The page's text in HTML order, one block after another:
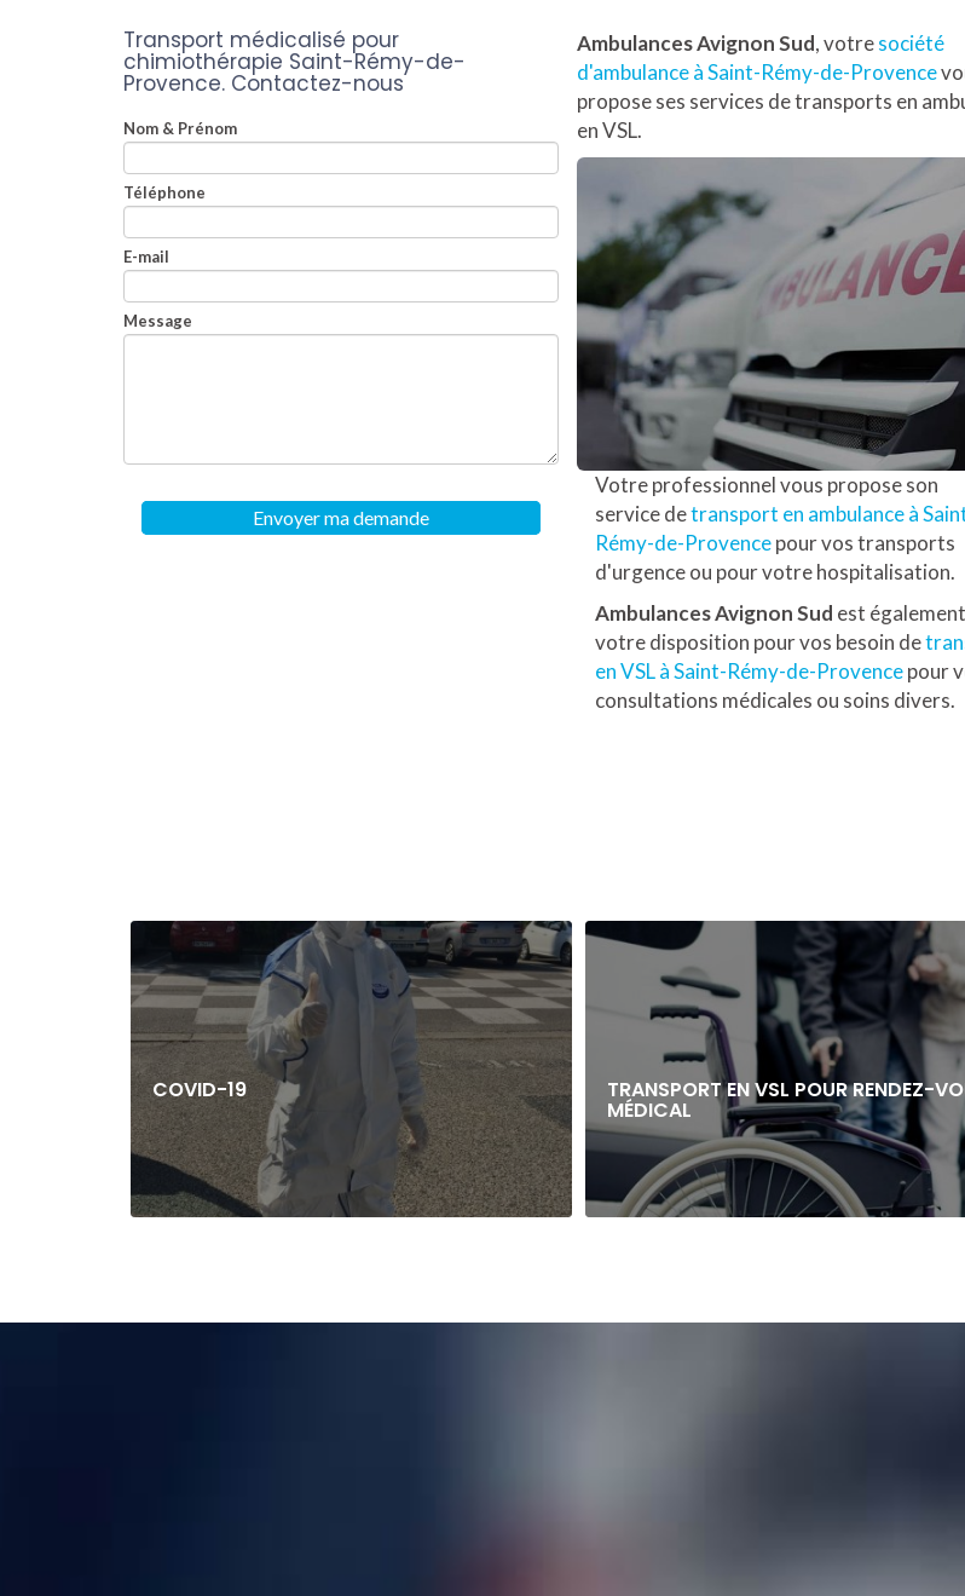
Transport médicalisé pour
chimiothérapie Saint-Rémy-de-
Provence. Contactez-nous
Nom & Prénom
Téléphone
E-mail
Message
Envoyer ma demande
Ambulances Avignon Sud, votresociété
d'ambulance à Saint-Rémy-de-Provence
propose ses services de transports en
en VSL.
Votre professionnel vous propose son
service detransport en ambulance à
Rémy-de-Provencepour vos transports
d'urgence ou pour votre hospitalisation.
Ambulances Avignon Sud est
votre disposition pour vos besoin de
en VSL à Saint-Rémy-de-Provencepour
consultations médicales ou soins divers.
COVID-19 TRANSPORT EN VSL POUR RENDEZ-
MÉDICAL